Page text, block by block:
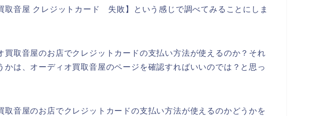
取音屋 クレジットカード 失敗】という感じで調べてみることにしま
買取音屋のお店でクレジットカードの支払い方法が使えるのか？それ
かは、オーディオ買取音屋のページを確認すればいいのでは？と思っ
取音屋のお店でクレジットカードの支払い方法が使えるのかどうかを